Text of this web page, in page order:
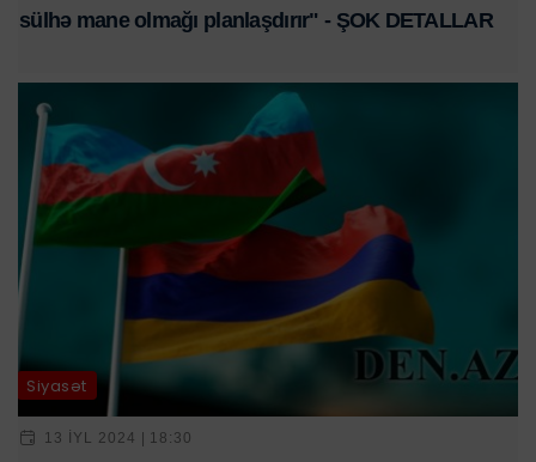
sülhə mane olmağı planlaşdırır" - ŞOK DETALLAR
Siyasət
13 IYL 2024 | 18:30